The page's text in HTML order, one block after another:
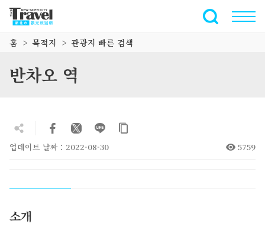
전체 텍스
홈 목적지 관광지 빠른 검색
반차오 역
업데이트 날짜：2022-08-30 5759
소개